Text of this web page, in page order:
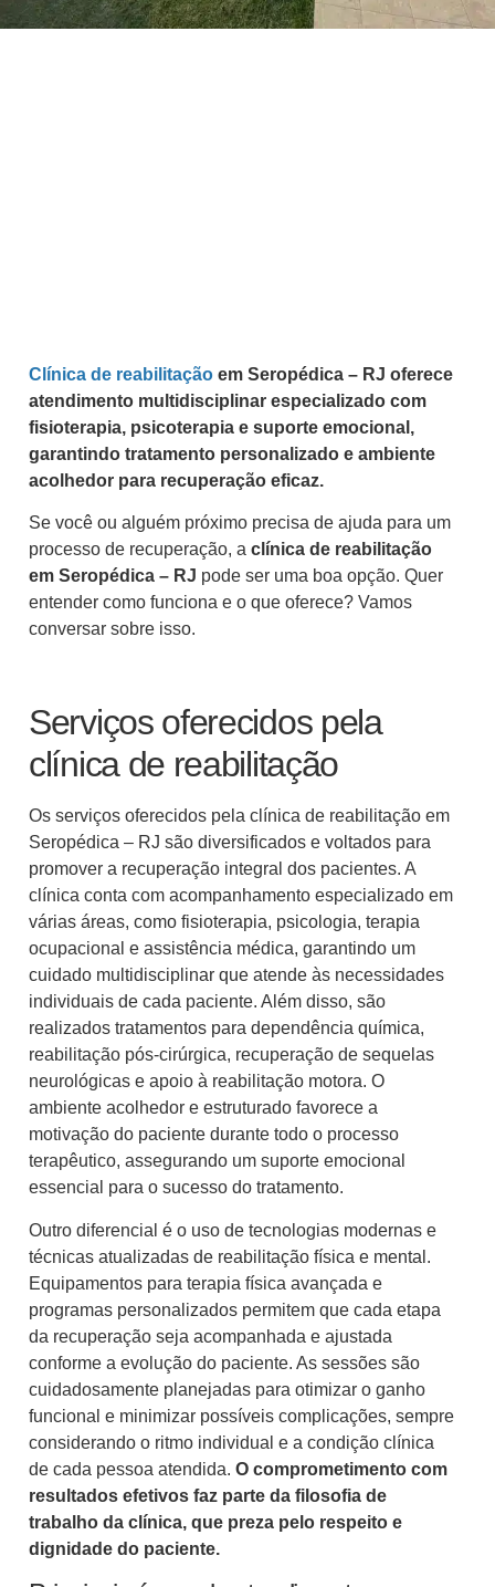
Clínica de reabilitação em Seropédica – RJ oferece
atendimento multidisciplinar especializado com
fisioterapia, psicoterapia e suporte emocional,
garantindo tratamento personalizado e ambiente
acolhedor para recuperação eficaz.
Se você ou alguém próximo precisa de ajuda para um
processo de recuperação, a clínica de reabilitação
em Seropédica – RJ pode ser uma boa opção. Quer
entender como funciona e o que oferece? Vamos
conversar sobre isso.
Serviços oferecidos pela
clínica de reabilitação
Os serviços oferecidos pela clínica de reabilitação em
Seropédica – RJ são diversificados e voltados para
promover a recuperação integral dos pacientes. A
clínica conta com acompanhamento especializado em
várias áreas, como fisioterapia, psicologia, terapia
ocupacional e assistência médica, garantindo um
cuidado multidisciplinar que atende às necessidades
individuais de cada paciente. Além disso, são
realizados tratamentos para dependência química,
reabilitação pós-cirúrgica, recuperação de sequelas
neurológicas e apoio à reabilitação motora. O
ambiente acolhedor e estruturado favorece a
motivação do paciente durante todo o processo
terapêutico, assegurando um suporte emocional
essencial para o sucesso do tratamento.
Outro diferencial é o uso de tecnologias modernas e
técnicas atualizadas de reabilitação física e mental.
Equipamentos para terapia física avançada e
programas personalizados permitem que cada etapa
da recuperação seja acompanhada e ajustada
conforme a evolução do paciente. As sessões são
cuidadosamente planejadas para otimizar o ganho
funcional e minimizar possíveis complicações, sempre
considerando o ritmo individual e a condição clínica
de cada pessoa atendida. O comprometimento com
resultados efetivos faz parte da filosofia de
trabalho da clínica, que preza pelo respeito e
dignidade do paciente.